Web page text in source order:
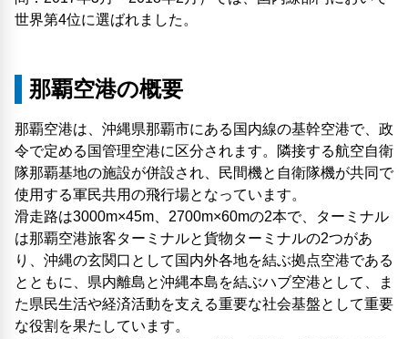
世界第4位に選ばれました。
那覇空港の概要
那覇空港は、沖縄県那覇市にある国内線の基幹空港で、政
令で定める国管理空港に区分されます。隣接する航空自衛
隊那覇基地の施設が併設され、民間機と自衛隊機が共同で
使用する軍民共用の飛行場となっています。
滑走路は3000m×45m、2700m×60mの2本で、ターミナル
は那覇空港旅客ターミナルと貨物ターミナルの2つがあ
り、沖縄の玄関口として国内外各地を結ぶ拠点空港である
とともに、県内離島と沖縄本島を結ぶハブ空港として、ま
た県民生活や経済活動を支える重要な社会基盤として重要
な役割を果たしています。